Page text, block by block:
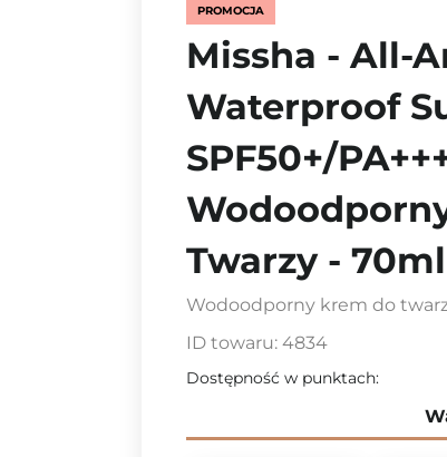
PROMOCJA
Missha - All-
Waterproof
SPF50+/
Twarzy - 70ml
Wodoodporny krem do
ID towaru: 4834
Dostępność w punktach: